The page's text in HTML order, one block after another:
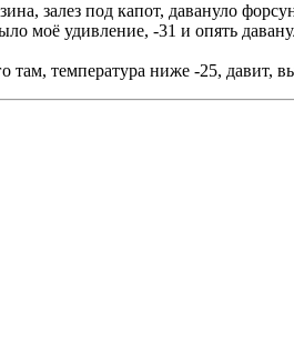
залез под капот, давануло
моё удивление, -31 и опять
там, температура ниже -25, давит,